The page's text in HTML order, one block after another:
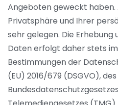
Angeboten geweckt haben.
Privatsphäre und Ihrer
sehr gelegen. Die Erhebung
Daten erfolgt daher stets
Bestimmungen der
(EU) 2016/679 (DSGVO), des